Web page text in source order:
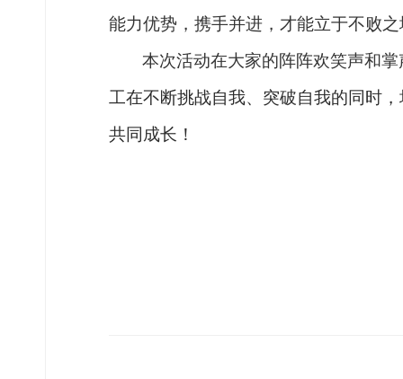
能力优势，携手并进，才能立于不败
本次活动在大家的阵阵欢笑声和
工在不断挑战自我、突破自我的同时
共同成长！